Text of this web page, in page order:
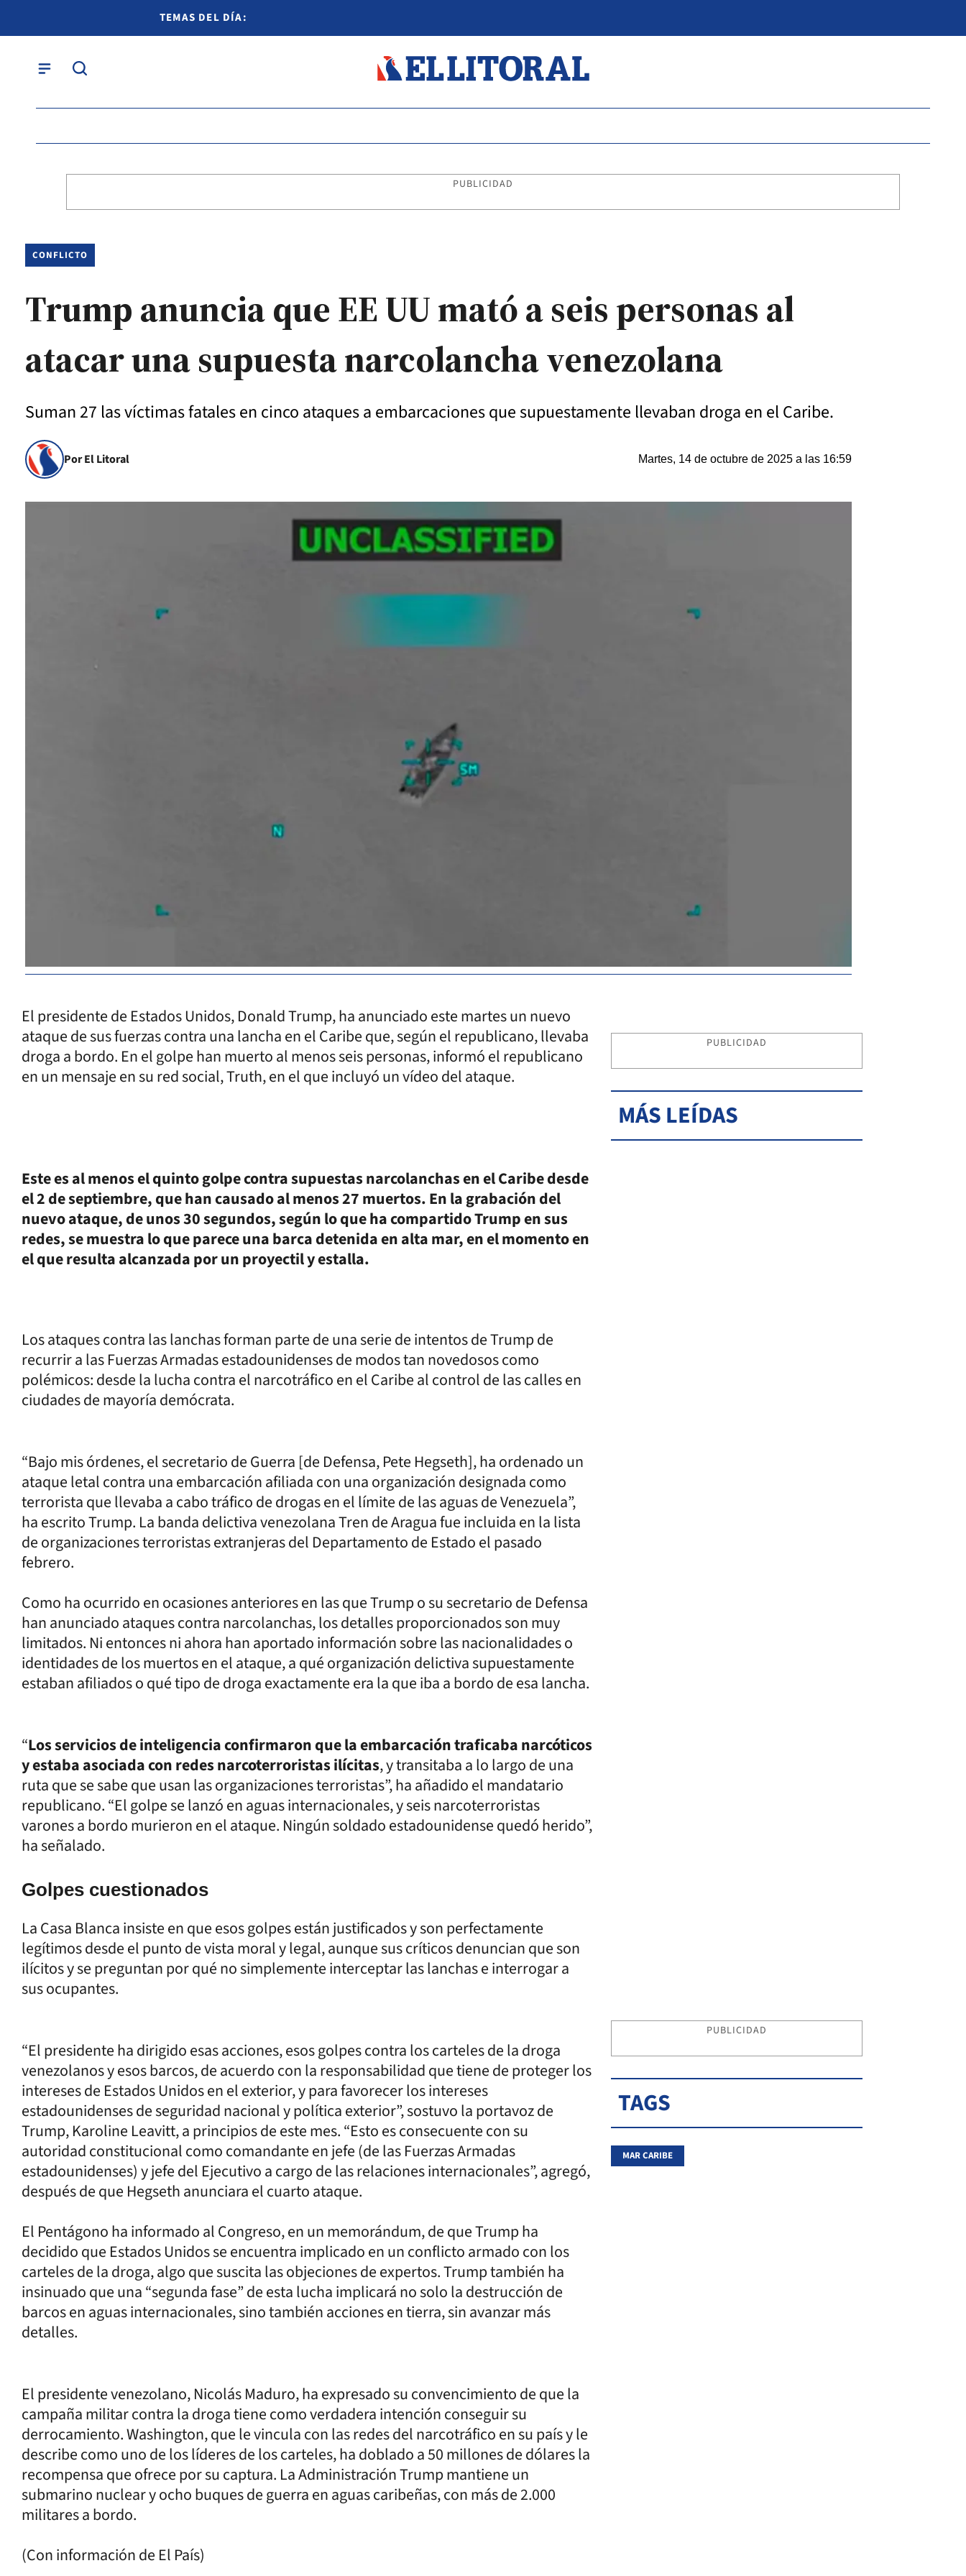
TEMAS DEL DÍA:
PUBLICIDAD
CONFLICTO
Trump anuncia que EE UU mató a seis personas al
atacar una supuesta narcolancha venezolana
Suman 27 las víctimas fatales en cinco ataques a embarcaciones que supuestamente llevaban droga en el Caribe.
Por El Litoral Martes, 14 de octubre de 2025 a las 16:59
El presidente de Estados Unidos, Donald Trump, ha anunciado este martes un nuevo
ataque de sus fuerzas contra una lancha en el Caribe que, según el republicano, llevaba
droga a bordo. En el golpe han muerto al menos seis personas, informó el republicano
en un mensaje en su red social, Truth, en el que incluyó un vídeo del ataque.
Este es al menos el quinto golpe contra supuestas narcolanchas en el Caribe desde
el 2 de septiembre, que han causado al menos 27 muertos. En la grabación del
nuevo ataque, de unos 30 segundos, según lo que ha compartido Trump en sus
redes, se muestra lo que parece una barca detenida en alta mar, en el momento en
el que resulta alcanzada por un proyectil y estalla.
Los ataques contra las lanchas forman parte de una serie de intentos de Trump de
recurrir a las Fuerzas Armadas estadounidenses de modos tan novedosos como
polémicos: desde la lucha contra el narcotráfico en el Caribe al control de las calles en
ciudades de mayoría demócrata.
“Bajo mis órdenes, el secretario de Guerra [de Defensa, Pete Hegseth], ha ordenado un
ataque letal contra una embarcación afiliada con una organización designada como
terrorista que llevaba a cabo tráfico de drogas en el límite de las aguas de Venezuela”,
ha escrito Trump. La banda delictiva venezolana Tren de Aragua fue incluida en la lista
de organizaciones terroristas extranjeras del Departamento de Estado el pasado
febrero.
Como ha ocurrido en ocasiones anteriores en las que Trump o su secretario de Defensa
han anunciado ataques contra narcolanchas, los detalles proporcionados son muy
limitados. Ni entonces ni ahora han aportado información sobre las nacionalidades o
identidades de los muertos en el ataque, a qué organización delictiva supuestamente
estaban afiliados o qué tipo de droga exactamente era la que iba a bordo de esa lancha.
“Los servicios de inteligencia confirmaron que la embarcación traficaba narcóticos
y estaba asociada con redes narcoterroristas ilícitas, y transitaba a lo largo de una
ruta que se sabe que usan las organizaciones terroristas”, ha añadido el mandatario
republicano. “El golpe se lanzó en aguas internacionales, y seis narcoterroristas
varones a bordo murieron en el ataque. Ningún soldado estadounidense quedó herido”,
ha señalado.
Golpes cuestionados
La Casa Blanca insiste en que esos golpes están justificados y son perfectamente
legítimos desde el punto de vista moral y legal, aunque sus críticos denuncian que son
ilícitos y se preguntan por qué no simplemente interceptar las lanchas e interrogar a
sus ocupantes.
“El presidente ha dirigido esas acciones, esos golpes contra los carteles de la droga
venezolanos y esos barcos, de acuerdo con la responsabilidad que tiene de proteger los
intereses de Estados Unidos en el exterior, y para favorecer los intereses
estadounidenses de seguridad nacional y política exterior”, sostuvo la portavoz de
Trump, Karoline Leavitt, a principios de este mes. “Esto es consecuente con su
autoridad constitucional como comandante en jefe (de las Fuerzas Armadas
estadounidenses) y jefe del Ejecutivo a cargo de las relaciones internacionales”, agregó,
después de que Hegseth anunciara el cuarto ataque.
El Pentágono ha informado al Congreso, en un memorándum, de que Trump ha
decidido que Estados Unidos se encuentra implicado en un conflicto armado con los
carteles de la droga, algo que suscita las objeciones de expertos. Trump también ha
insinuado que una “segunda fase” de esta lucha implicará no solo la destrucción de
barcos en aguas internacionales, sino también acciones en tierra, sin avanzar más
detalles.
El presidente venezolano, Nicolás Maduro, ha expresado su convencimiento de que la
campaña militar contra la droga tiene como verdadera intención conseguir su
derrocamiento. Washington, que le vincula con las redes del narcotráfico en su país y le
describe como uno de los líderes de los carteles, ha doblado a 50 millones de dólares la
recompensa que ofrece por su captura. La Administración Trump mantiene un
submarino nuclear y ocho buques de guerra en aguas caribeñas, con más de 2.000
militares a bordo.
(Con información de El País)
PUBLICIDAD
MÁS LEÍDAS
PUBLICIDAD
TAGS
MAR CARIBE